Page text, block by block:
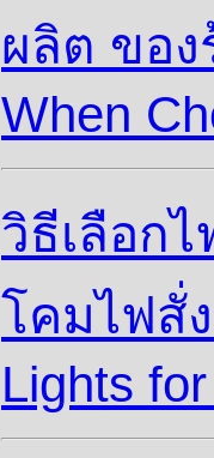
ผลิต ของ
When
วิธีเลือก
โคมไฟสั่
Lights